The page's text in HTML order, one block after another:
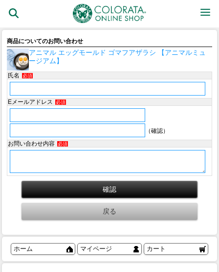
商品についてのお問い合わせ
アニマル エッグモールド ゴマフアザラシ 【アニマルミュ
ージアム】
氏名 必須
Eメールアドレス 必須
（確認）
お問い合わせ内容 必須
ホーム マイページ カート